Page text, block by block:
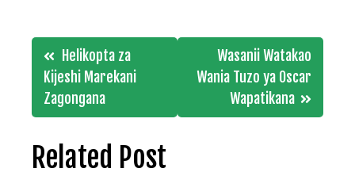
Post
navigation
Helikopta za
Kijeshi Marekani
Zagongana
Wasanii Watakao
Wania Tuzo ya Oscar
Wapatikana
Related Post